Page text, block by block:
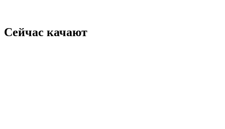
Сейчас качают